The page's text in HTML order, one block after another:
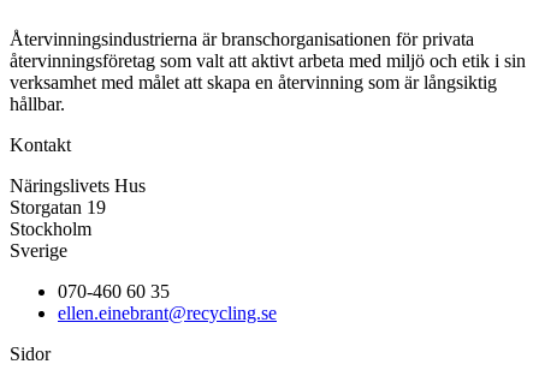
Återvinningsindustrierna är branschorganisationen för privata
återvinningsföretag som valt att aktivt arbeta med miljö och etik i sin
verksamhet med målet att skapa en återvinning som är långsiktig
hållbar.
Kontakt
Näringslivets Hus
Storgatan 19
Stockholm
Sverige
070-460 60 35
ellen.einebrant@recycling.se
Sidor